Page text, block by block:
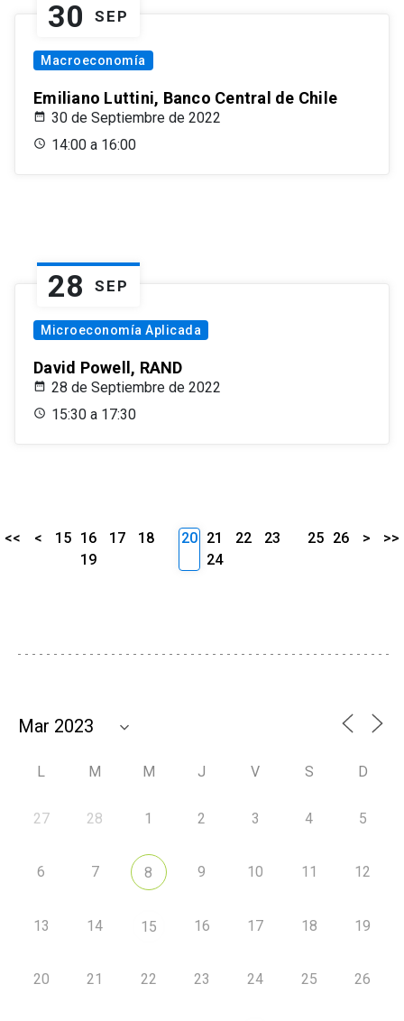
30 SEP
Macroeconomía
Emiliano Luttini, Banco Central de Chile
30 de Septiembre de 2022
14:00 a 16:00
28 SEP
Microeconomía Aplicada
David Powell, RAND
28 de Septiembre de 2022
15:30 a 17:30
<< < 15 16 17
18
19
20 21 22
23
24
25 26 > >>
L M M J V S D
27 28 1 2 3 4 5
6 7 8 9 10 11 12
13 14 15 16 17 18 19
20 21 22 23 24 25 26